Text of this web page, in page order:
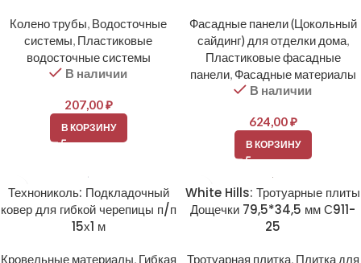
Колено трубы, Водосточные
системы, Пластиковые
водосточные системы
В наличии
207,00₽
В КОРЗИНУ
Фасадные панели (Цокольный
сайдинг) для отделки дома,
Пластиковые фасадные
панели, Фасадные материалы
В наличии
624,00₽
В КОРЗИНУ
Технониколь: Подкладочный
ковер для гибкой черепицы п/п
15х1 м
Кровельные материалы, Гибкая
White Hills: Тротуарные плиты
Дощечки 79,5*34,5 мм С911-
25
Тротуарная плитка, Плитка для